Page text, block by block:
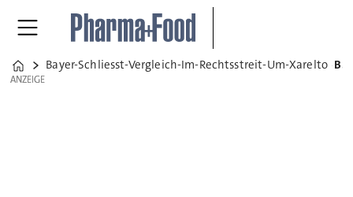
Home
Bayer-Schliesst-Vergleich-Im-Rechtsstreit-Um-Xarelto Bayer schließt Vergleich im Rechtsstreit um Xarelto
ANZEIGE
ANZEIGE